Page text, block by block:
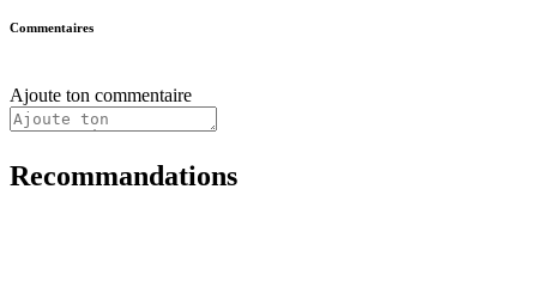
Commentaires
Ajoute ton commentaire
Recommandations